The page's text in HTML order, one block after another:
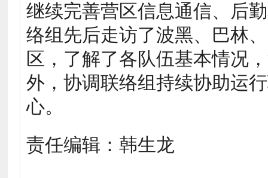
继续完善营区信息通信、后
络组先后走访了波黑、巴林
区，了解了各队伍基本情况
外，协调联络组持续协助运
心。
责任编辑：韩生龙